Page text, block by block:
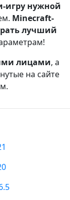
игру нужной
Minecraft-
лучший
лицами, а
на сайте